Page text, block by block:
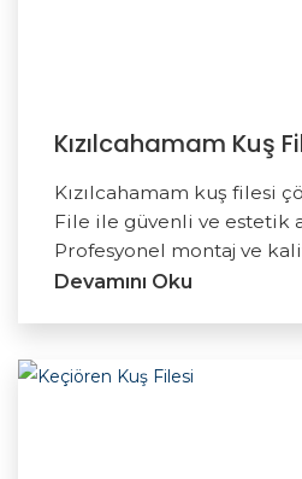
Kızılcahamam Kuş
Kızılcahamam kuş filesi
File ile güvenli ve estetik
Profesyonel montaj ve
Devamını Oku